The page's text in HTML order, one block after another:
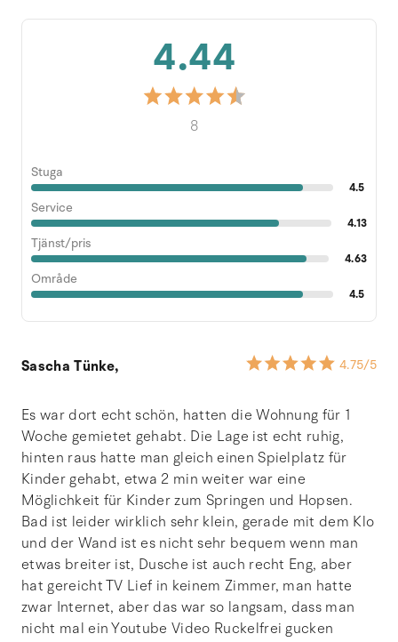
4.44
8
Stuga
4.5
Service
4.13
Tjänst/pris
4.63
Område
4.5
Sascha Tünke, 4.75/5
Es war dort echt schön, hatten die Wohnung für 1
Woche gemietet gehabt. Die Lage ist echt ruhig,
hinten raus hatte man gleich einen Spielplatz für
Kinder gehabt, etwa 2 min weiter war eine
Möglichkeit für Kinder zum Springen und Hopsen.
Bad ist leider wirklich sehr klein, gerade mit dem Klo
und der Wand ist es nicht sehr bequem wenn man
etwas breiter ist, Dusche ist auch recht Eng, aber
hat gereicht TV Lief in keinem Zimmer, man hatte
zwar Internet, aber das war so langsam, dass man
nicht mal ein Youtube Video Ruckelfrei gucken